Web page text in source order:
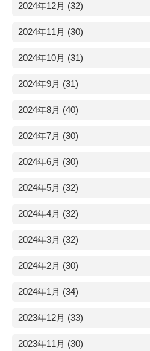
2024年12月 (32)
2024年11月 (30)
2024年10月 (31)
2024年9月 (31)
2024年8月 (40)
2024年7月 (30)
2024年6月 (30)
2024年5月 (32)
2024年4月 (32)
2024年3月 (32)
2024年2月 (30)
2024年1月 (34)
2023年12月 (33)
2023年11月 (30)